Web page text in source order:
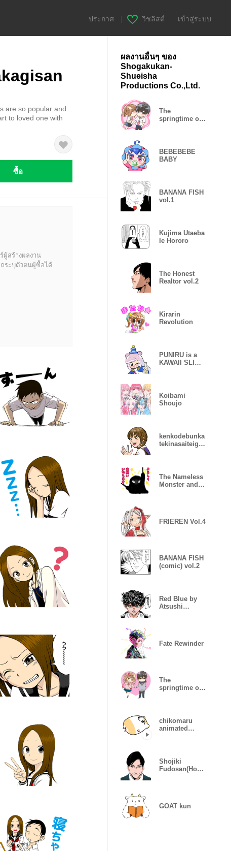
ประกาศ วิชลิสต์ เข้าสู่ระบบ
are so popular and
to loved one with
ซื้อ
ผู้สร้างผลงาน
ระบุตัวตนผู้ซื้อได้
ผลงานอื่นๆ ของ
Shogakukan-
Shueisha
Productions Co.,Ltd.
The
springtime of
BEBEBEBE
BABY
BANANA FISH
vol.1
Kujima Utaeba
Ie Hororo
The Honest
Realtor vol.2
Kirarin
Revolution
PUNIRU is a
KAWAII SLIME
Koibami
Shoujo
kenkodebunka
tekinasaiteige
The Nameless
Monster and
FRIEREN Vol.4
BANANA FISH
(comic) vol.2
Red Blue by
Atsushi
Fate Rewinder
The
springtime of
chikomaru
animated
Shojiki
Fudosan(Hone
GOAT kun